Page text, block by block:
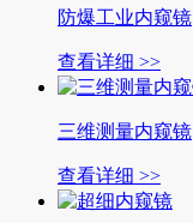
防爆工业内窥镜
查看详细 >>
三维测量内窥镜
查看详细 >>